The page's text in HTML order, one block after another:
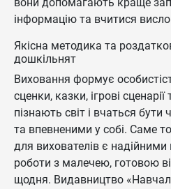
інформацію та вчитися
Якісна методика та
дошкільнят
Виховання формує
сценки, казки, ігрові
пізнають світ і вчаться
та впевненими у собі. Саме
для вихователів є
роботи з малечею, готовою
щодня. Видавництво